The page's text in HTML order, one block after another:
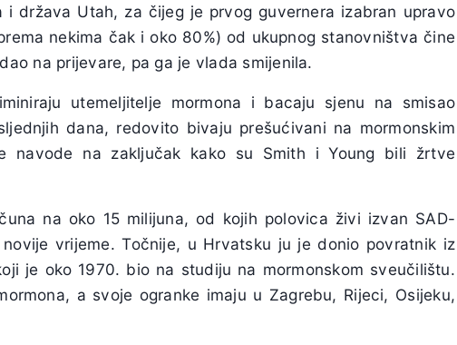
država Utah, za čijeg je prvog guvernera izabran upravo
nekima čak i oko 80%) od ukupnog stanovništva čine
na prijevare, pa ga je vlada smijenila.
utemeljitelje mormona i bacaju sjenu na smisao
dana, redovito bivaju prešućivani na mormonskim
navode na zaključak kako su Smith i Young bili žrtve
na oko 15 milijuna, od kojih polovica živi izvan SAD-
vrijeme. Točnije, u Hrvatsku ju je donio povratnik iz
je oko 1970. bio na studiju na mormonskom sveučilištu.
a svoje ogranke imaju u Zagrebu, Rijeci, Osijeku,